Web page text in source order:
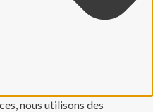
nous utilisons des